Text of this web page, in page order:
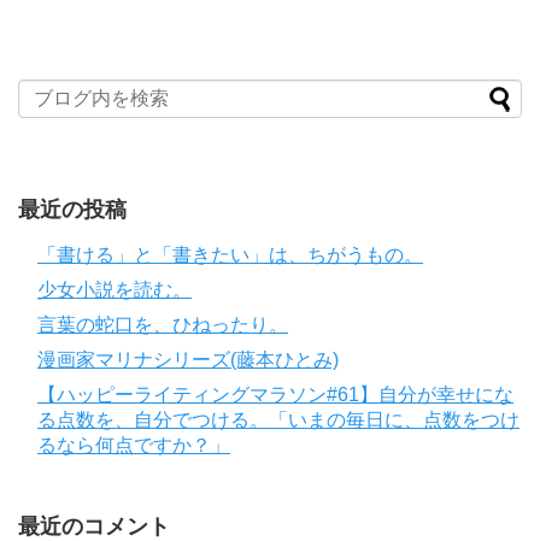
最近の投稿
「書ける」と「書きたい」は、ちがうもの。
少女小説を読む。
言葉の蛇口を、ひねったり。
漫画家マリナシリーズ(藤本ひとみ)
【ハッピーライティングマラソン#61】自分が幸せにな
る点数を、自分でつける。「いまの毎日に、点数をつけ
るなら何点ですか？」
最近のコメント